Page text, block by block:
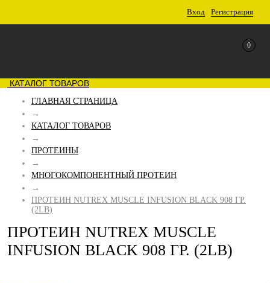
Вход Регистрация
0
КАТАЛОГ ТОВАРОВ
ГЛАВНАЯ СТРАНИЦА
→
КАТАЛОГ ТОВАРОВ
→
ПРОТЕИНЫ
→
МНОГОКОМПОНЕНТНЫЙ ПРОТЕИН
→
ПРОТЕИН NUTREX MUSCLE INFUSION BLACK 908 ГР.
(2LB)
ПРОТЕИН NUTREX MUSCLE
INFUSION BLACK 908 ГР. (2LB)